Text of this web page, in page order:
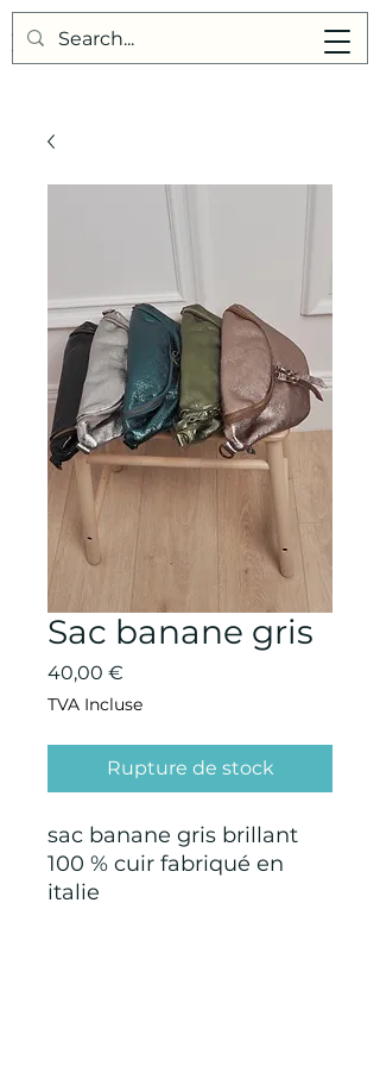
Points de Suture
Sac banane gris
40,00 €
TVA Incluse
Rupture de stock
sac banane gris brillant
100 % cuir fabriqué en
italie